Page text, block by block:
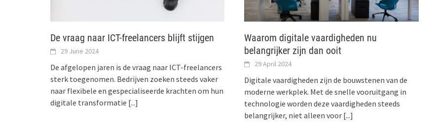
De vraag naar ICT-freelancers blijft stijgen
29 June 2024
De afgelopen jaren is de vraag naar ICT-freelancers
sterk toegenomen. Bedrijven zoeken steeds vaker
naar flexibele en gespecialiseerde krachten om hun
digitale transformatie [...]
Waarom digitale vaardigheden nu
belangrijker zijn dan ooit
29 April 2024
Digitale vaardigheden zijn de bouwstenen van de
moderne werkplek. Met de snelle vooruitgang in
technologie worden deze vaardigheden steeds
belangrijker, niet alleen voor [...]